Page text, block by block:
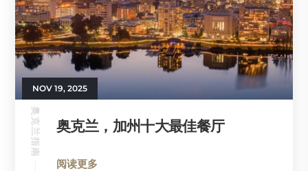
NOV 19, 2025
奥克兰指南 奥克兰，加州十大最佳餐厅
阅读更多